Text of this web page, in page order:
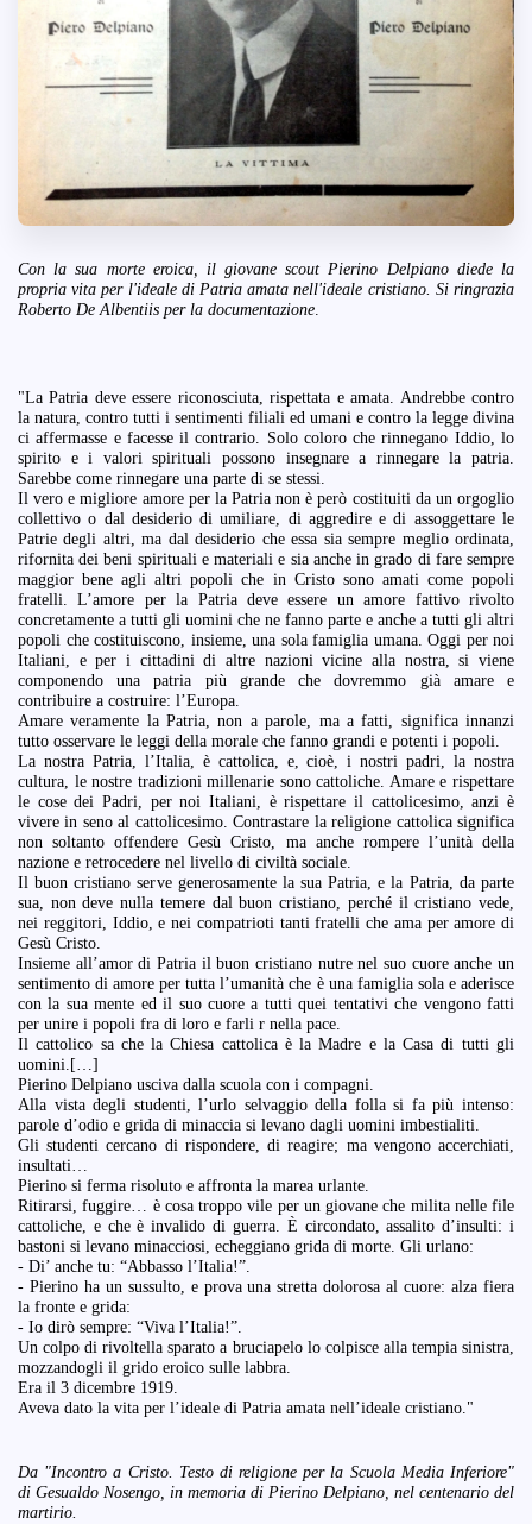
Con la sua morte eroica, il giovane scout Pierino Delpiano diede la
propria vita per l'ideale di Patria amata nell'ideale cristiano. Si ringrazia
Roberto De Albentiis per la documentazione.
"La Patria deve essere riconosciuta, rispettata e amata. Andrebbe contro
la natura, contro tutti i sentimenti filiali ed umani e contro la legge divina
ci affermasse e facesse il contrario. Solo coloro che rinnegano Iddio, lo
spirito e i valori spirituali possono insegnare a rinnegare la patria.
Sarebbe come rinnegare una parte di se stessi.
Il vero e migliore amore per la Patria non è però costituiti da un orgoglio
collettivo o dal desiderio di umiliare, di aggredire e di assoggettare le
Patrie degli altri, ma dal desiderio che essa sia sempre meglio ordinata,
rifornita dei beni spirituali e materiali e sia anche in grado di fare sempre
maggior bene agli altri popoli che in Cristo sono amati come popoli
fratelli. L’amore per la Patria deve essere un amore fattivo rivolto
concretamente a tutti gli uomini che ne fanno parte e anche a tutti gli altri
popoli che costituiscono, insieme, una sola famiglia umana. Oggi per noi
Italiani, e per i cittadini di altre nazioni vicine alla nostra, si viene
componendo una patria più grande che dovremmo già amare e
contribuire a costruire: l’Europa.
Amare veramente la Patria, non a parole, ma a fatti, significa innanzi
tutto osservare le leggi della morale che fanno grandi e potenti i popoli.
La nostra Patria, l’Italia, è cattolica, e, cioè, i nostri padri, la nostra
cultura, le nostre tradizioni millenarie sono cattoliche. Amare e rispettare
le cose dei Padri, per noi Italiani, è rispettare il cattolicesimo, anzi è
vivere in seno al cattolicesimo. Contrastare la religione cattolica significa
non soltanto offendere Gesù Cristo, ma anche rompere l’unità della
nazione e retrocedere nel livello di civiltà sociale.
Il buon cristiano serve generosamente la sua Patria, e la Patria, da parte
sua, non deve nulla temere dal buon cristiano, perché il cristiano vede,
nei reggitori, Iddio, e nei compatrioti tanti fratelli che ama per amore di
Gesù Cristo.
Insieme all’amor di Patria il buon cristiano nutre nel suo cuore anche un
sentimento di amore per tutta l’umanità che è una famiglia sola e aderisce
con la sua mente ed il suo cuore a tutti quei tentativi che vengono fatti
per unire i popoli fra di loro e farli r nella pace.
Il cattolico sa che la Chiesa cattolica è la Madre e la Casa di tutti gli
uomini.[…]
Pierino Delpiano usciva dalla scuola con i compagni.
Alla vista degli studenti, l’urlo selvaggio della folla si fa più intenso:
parole d’odio e grida di minaccia si levano dagli uomini imbestialiti.
Gli studenti cercano di rispondere, di reagire; ma vengono accerchiati,
insultati…
Pierino si ferma risoluto e affronta la marea urlante.
Ritirarsi, fuggire… è cosa troppo vile per un giovane che milita nelle file
cattoliche, e che è invalido di guerra. È circondato, assalito d’insulti: i
bastoni si levano minacciosi, echeggiano grida di morte. Gli urlano:
- Di’ anche tu: “Abbasso l’Italia!”.
- Pierino ha un sussulto, e prova una stretta dolorosa al cuore: alza fiera
la fronte e grida:
- Io dirò sempre: “Viva l’Italia!”.
Un colpo di rivoltella sparato a bruciapelo lo colpisce alla tempia sinistra,
mozzandogli il grido eroico sulle labbra.
Era il 3 dicembre 1919.
Aveva dato la vita per l’ideale di Patria amata nell’ideale cristiano."
Da "Incontro a Cristo. Testo di religione per la Scuola Media Inferiore"
di Gesualdo Nosengo, in memoria di Pierino Delpiano, nel centenario del
martirio.